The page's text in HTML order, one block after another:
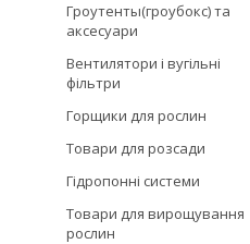
Гроутенты(гроубокс) та
аксесуари
Вентилятори і вугільні
фільтри
Горщики для рослин
Товари для розсади
Гідропонні системи
Товари для вирощування
рослин